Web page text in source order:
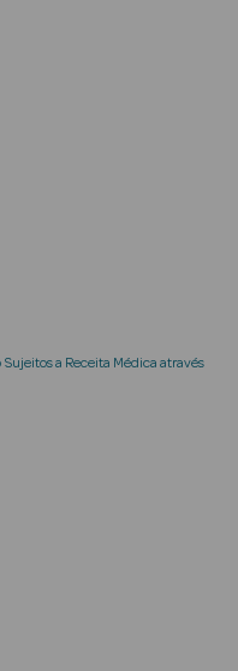
a Receita Médica através